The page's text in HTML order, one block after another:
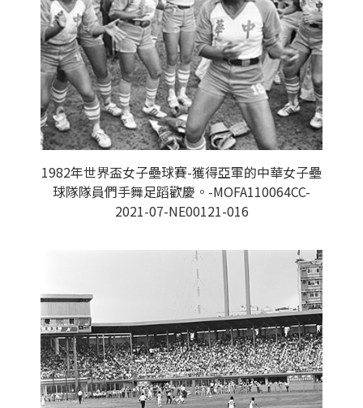
1982年世界盃女子壘球賽-獲得亞軍的中華女子壘
球隊隊員們手舞足蹈歡慶。-MOFA110064CC-
2021-07-NE00121-016